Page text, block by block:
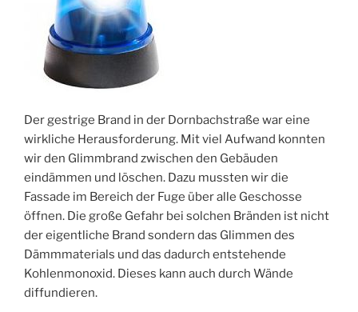
Der gestrige Brand in der Dornbachstraße war eine
wirkliche Herausforderung. Mit viel Aufwand konnten
wir den Glimmbrand zwischen den Gebäuden
eindämmen und löschen. Dazu mussten wir die
Fassade im Bereich der Fuge über alle Geschosse
öffnen. Die große Gefahr bei solchen Bränden ist nicht
der eigentliche Brand sondern das Glimmen des
Dämmmaterials und das dadurch entstehende
Kohlenmonoxid. Dieses kann auch durch Wände
diffundieren.